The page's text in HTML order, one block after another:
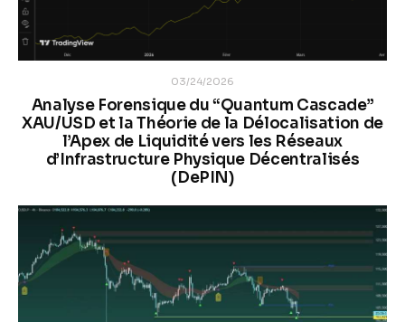
03/24/2026
Analyse Forensique du “Quantum Cascade”
XAU/USD et la Théorie de la Délocalisation de
l’Apex de Liquidité vers les Réseaux
d’Infrastructure Physique Décentralisés
(DePIN)